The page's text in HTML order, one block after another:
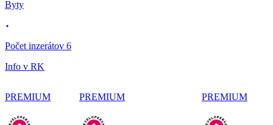
Byty
Počet inzerátov 6
Info v RK
PREMIUM PREMIUM PREMIUM